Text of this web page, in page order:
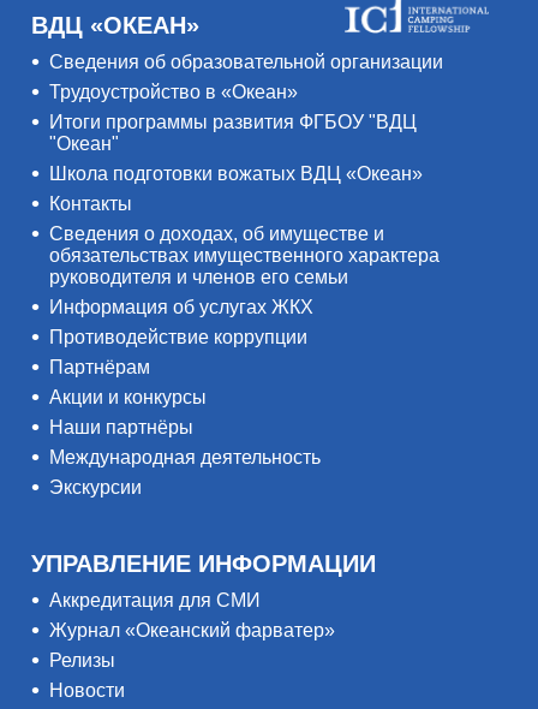
ВДЦ «ОКЕАН»
Сведения об образовательной организации
Трудоустройство в «Океан»
Итоги программы развития ФГБОУ "ВДЦ
"Океан"
Школа подготовки вожатых ВДЦ «Океан»
Контакты
Сведения о доходах, об имуществе и
обязательствах имущественного характера
руководителя и членов его семьи
Информация об услугах ЖКХ
Противодействие коррупции
Партнёрам
Акции и конкурсы
Наши партнёры
Международная деятельность
Экскурсии
УПРАВЛЕНИЕ ИНФОРМАЦИИ
Аккредитация для СМИ
Журнал «Океанский фарватер»
Релизы
Новости